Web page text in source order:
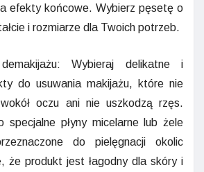
efekty końcowe. Wybierz pęsetę o
i rozmiarze dla Twoich potrzeb.
Wybieraj delikatne i
do usuwania makijażu, które nie
oczu ani nie uszkodzą rzęs.
specjalne płyny micelarne lub żele
do pielęgnacji okolic
że produkt jest łagodny dla skóry i